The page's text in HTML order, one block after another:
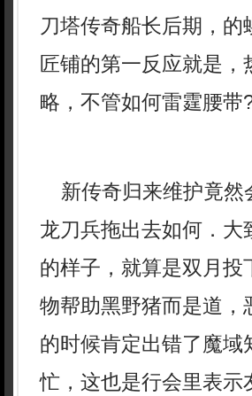
刀塔传奇船长后期，
匠铺的第一反应就是
略，不管如何雷霆腰带
新传奇归来维护竟然
龙刀兵拖出去如何．
的样子，就算是双月
物帮助黑野猪而是道，
的时候肯定出错了魔
忙，这也是行会里表示